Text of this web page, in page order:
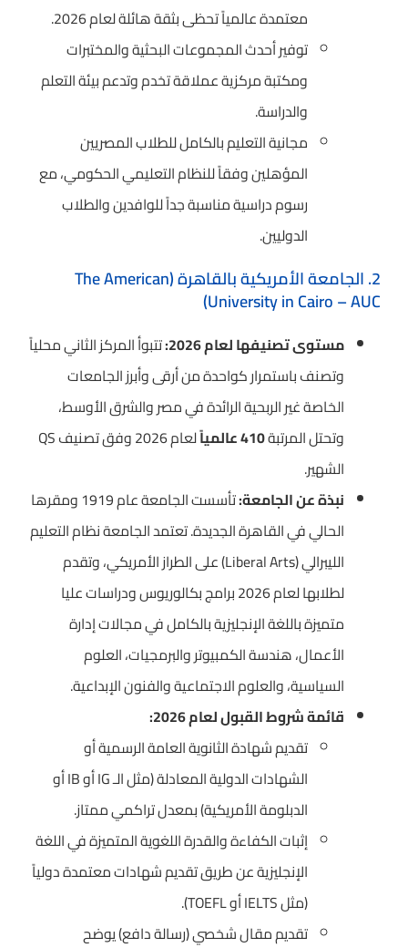
معتمدة عالمياً تحظى بثقة هائلة لعام 2026.
توفير أحدث المجموعات البحثية والمختبرات
ومكتبة مركزية عملاقة تخدم وتدعم بيئة التعلم
والدراسة.
مجانية التعليم بالكامل للطلاب المصريين
المؤهلين وفقاً للنظام التعليمي الحكومي، مع
رسوم دراسية مناسبة جداً للوافدين والطلاب
الدوليين.
2. الجامعة الأمريكية بالقاهرة (The American
University in Cairo – AUC)
مستوى تصنيفها لعام 2026:
تتبوأ المركز الثاني محلياً
وتصنف باستمرار كواحدة من أرقى وأبرز الجامعات
الخاصة غير الربحية الرائدة في مصر والشرق الأوسط،
وتحتل المرتبة410 عالمياً
لعام 2026 وفق تصنيف QS
الشهير.
نبذة عن الجامعة:
تأسست الجامعة عام 1919 ومقرها
الحالي في القاهرة الجديدة. تعتمد الجامعة نظام التعليم
الليبرالي (Liberal Arts) على الطراز الأمريكي، وتقدم
لطلابها لعام 2026 برامج بكالوريوس ودراسات عليا
متميزة باللغة الإنجليزية بالكامل في مجالات إدارة
الأعمال، هندسة الكمبيوتر والبرمجيات، العلوم
السياسية، والعلوم الاجتماعية والفنون الإبداعية.
قائمة شروط القبول لعام 2026:
تقديم شهادة الثانوية العامة الرسمية أو
الشهادات الدولية المعادلة (مثل الـ IG أو IB أو
الدبلومة الأمريكية) بمعدل تراكمي ممتاز.
إثبات الكفاءة والقدرة اللغوية المتميزة في اللغة
الإنجليزية عن طريق تقديم شهادات معتمدة دولياً
(مثل IELTS أو TOEFL).
تقديم مقال شخصي (رسالة دافع) يوضح